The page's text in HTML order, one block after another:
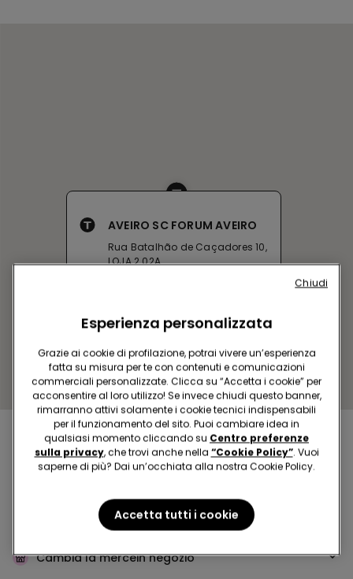
AVEIRO SC FORUM AVEIRO
Rua Batalhão de Caçadores 10,
LOJA 2.02A
Acquista in negozio e ricevil’ordine ovunque tu sia
Rendi il tuo ordinedove vuoi
Cambia la mercein negozio
Esperienza personalizzata
Grazie ai cookie di profilazione, potrai vivere un’esperienza
fatta su misura per te con contenuti e comunicazioni
commerciali personalizzate. Clicca su “Accetta i cookie” per
acconsentire al loro utilizzo! Se invece chiudi questo banner,
rimarranno attivi solamente i cookie tecnici indispensabili
per il funzionamento del sito. Puoi cambiare idea in
qualsiasi momento cliccando su Centro preferenze
sulla privacy, che trovi anche nella “Cookie Policy”. Vuoi
saperne di più? Dai un’occhiata alla nostra Cookie Policy.
Accetta tutti i cookie
Chiudi